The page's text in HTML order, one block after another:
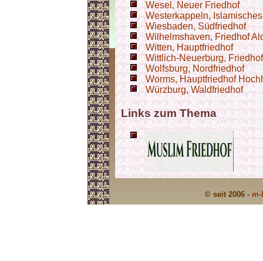
Wesel, Neuer Friedhof
Westerkappeln,
Wiesbaden, Südfriedhof
Wilhelmshaven, Friedhof
Witten, Hauptfriedhof
Wittlich-Neuerburg,
Wolfsburg, Nordfriedhof
Worms, Hauptfriedhof
Würzburg, Waldfriedhof
Links zum Thema
© seit 2006 -